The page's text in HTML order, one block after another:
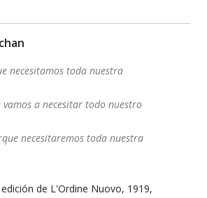
necesitamos toda nuestra
a necesitar todo nuestro
necesitaremos toda nuestra
de L'Ordine Nuovo, 1919,